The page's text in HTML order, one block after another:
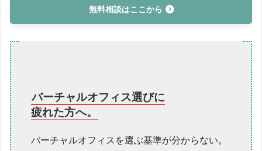
無料相談はここから
バーチャルオフィス選びに
疲れた方へ。
バーチャルオフィスを選ぶ基準が分からない。